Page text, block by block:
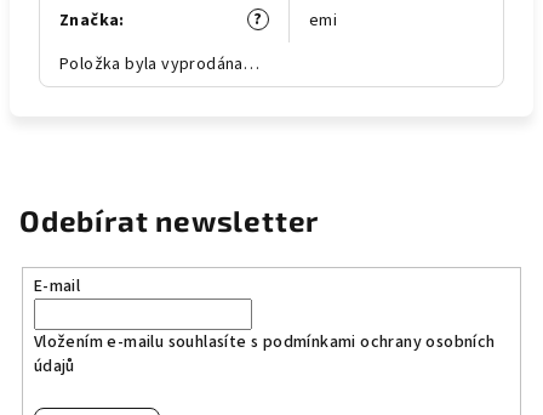
?
Značka:
emi
Položka byla vyprodána…
Odebírat newsletter
E-mail
Vložením e-mailu souhlasíte s podmínkami ochrany osobních
údajů